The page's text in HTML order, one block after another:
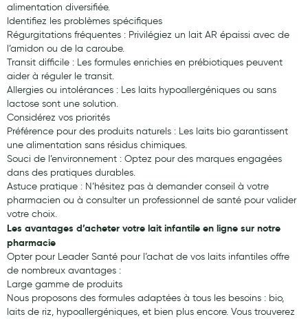
alimentation diversifiée.
Identifiez les problèmes spécifiques
Régurgitations fréquentes : Privilégiez un lait AR épaissi avec de
l’amidon ou de la caroube.
Transit difficile : Les formules enrichies en prébiotiques peuvent
aider à réguler le transit.
Allergies ou intolérances : Les laits hypoallergéniques ou sans
lactose sont une solution.
Considérez vos priorités
Préférence pour des produits naturels : Les laits bio garantissent
une alimentation sans résidus chimiques.
Souci de l’environnement : Optez pour des marques engagées
dans des pratiques durables.
Astuce pratique : N’hésitez pas à demander conseil à votre
pharmacien ou à consulter un professionnel de santé pour valider
votre choix.
Les avantages d’acheter votre lait infantile en ligne sur notre
pharmacie
Opter pour Leader Santé pour l’achat de vos laits infantiles offre
de nombreux avantages :
Large gamme de produits
Nous proposons des formules adaptées à tous les besoins : bio,
laits de riz, hypoallergéniques, et bien plus encore. Vous trouverez